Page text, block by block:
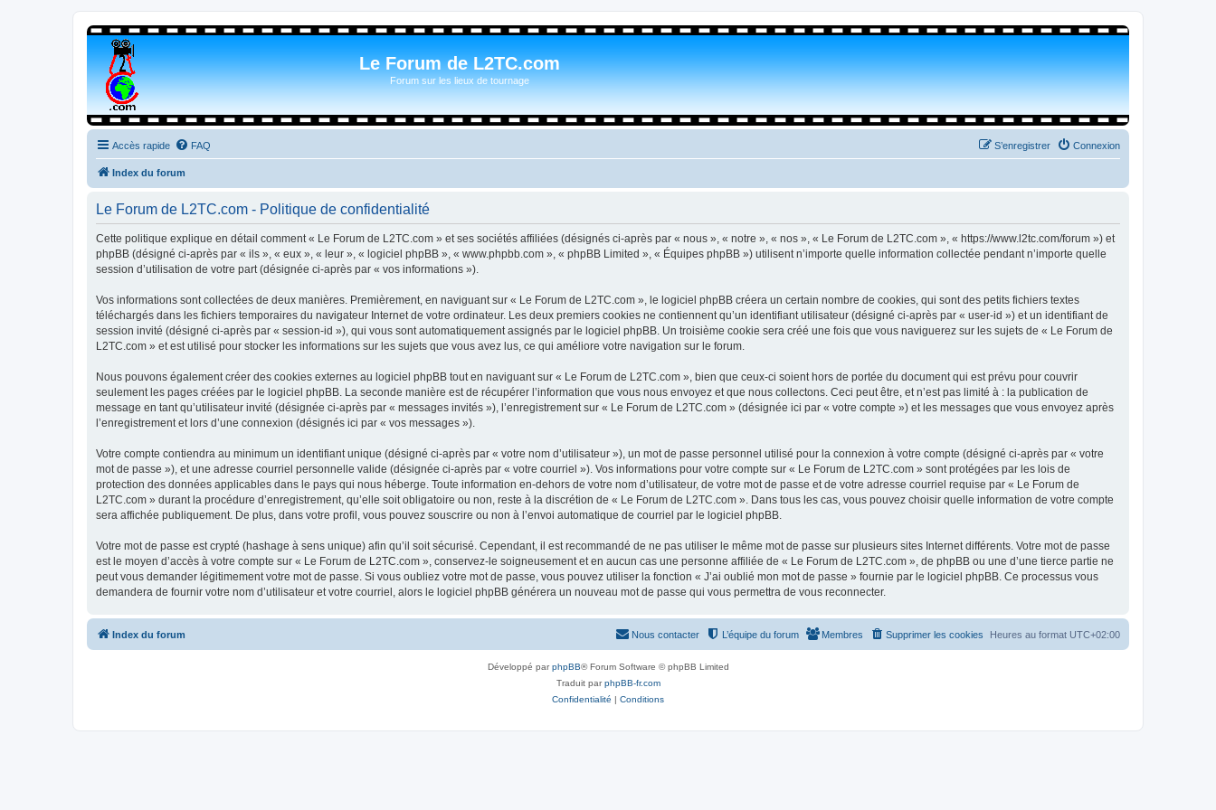
Le Forum de L2TC.com
Forum sur les lieux de tournage
Accès rapide FAQ Connexion
S’enregistrer
Index du forum
Le Forum de L2TC.com - Politique de confidentialité
Cette politique explique en détail comment « Le Forum de L2TC.com » et ses sociétés affiliées (désignés ci-après par « nous », « notre », « nos », « Le Forum de L2TC.com », « https://www.l2tc.com/forum ») et
phpBB (désigné ci-après par « ils », « eux », « leur », « logiciel phpBB », « www.phpbb.com », « phpBB Limited », « Équipes phpBB ») utilisent n’importe quelle information collectée pendant n’importe quelle
session d’utilisation de votre part (désignée ci-après par « vos informations »).
Vos informations sont collectées de deux manières. Premièrement, en naviguant sur « Le Forum de L2TC.com », le logiciel phpBB créera un certain nombre de cookies, qui sont des petits fichiers textes
téléchargés dans les fichiers temporaires du navigateur Internet de votre ordinateur. Les deux premiers cookies ne contiennent qu’un identifiant utilisateur (désigné ci-après par « user-id ») et un identifiant de
session invité (désigné ci-après par « session-id »), qui vous sont automatiquement assignés par le logiciel phpBB. Un troisième cookie sera créé une fois que vous naviguerez sur les sujets de « Le Forum de
L2TC.com » et est utilisé pour stocker les informations sur les sujets que vous avez lus, ce qui améliore votre navigation sur le forum.
Nous pouvons également créer des cookies externes au logiciel phpBB tout en naviguant sur « Le Forum de L2TC.com », bien que ceux-ci soient hors de portée du document qui est prévu pour couvrir
seulement les pages créées par le logiciel phpBB. La seconde manière est de récupérer l’information que vous nous envoyez et que nous collectons. Ceci peut être, et n’est pas limité à : la publication de
message en tant qu’utilisateur invité (désignée ci-après par « messages invités »), l’enregistrement sur « Le Forum de L2TC.com » (désignée ici par « votre compte ») et les messages que vous envoyez après
l’enregistrement et lors d’une connexion (désignés ici par « vos messages »).
Votre compte contiendra au minimum un identifiant unique (désigné ci-après par « votre nom d’utilisateur »), un mot de passe personnel utilisé pour la connexion à votre compte (désigné ci-après par « votre
mot de passe »), et une adresse courriel personnelle valide (désignée ci-après par « votre courriel »). Vos informations pour votre compte sur « Le Forum de L2TC.com » sont protégées par les lois de
protection des données applicables dans le pays qui nous héberge. Toute information en-dehors de votre nom d’utilisateur, de votre mot de passe et de votre adresse courriel requise par « Le Forum de
L2TC.com » durant la procédure d’enregistrement, qu’elle soit obligatoire ou non, reste à la discrétion de « Le Forum de L2TC.com ». Dans tous les cas, vous pouvez choisir quelle information de votre compte
sera affichée publiquement. De plus, dans votre profil, vous pouvez souscrire ou non à l’envoi automatique de courriel par le logiciel phpBB.
Votre mot de passe est crypté (hashage à sens unique) afin qu’il soit sécurisé. Cependant, il est recommandé de ne pas utiliser le même mot de passe sur plusieurs sites Internet différents. Votre mot de passe
est le moyen d’accès à votre compte sur « Le Forum de L2TC.com », conservez-le soigneusement et en aucun cas une personne affiliée de « Le Forum de L2TC.com », de phpBB ou une d’une tierce partie ne
peut vous demander légitimement votre mot de passe. Si vous oubliez votre mot de passe, vous pouvez utiliser la fonction « J’ai oublié mon mot de passe » fournie par le logiciel phpBB. Ce processus vous
demandera de fournir votre nom d’utilisateur et votre courriel, alors le logiciel phpBB générera un nouveau mot de passe qui vous permettra de vous reconnecter.
Index du forum Heures au format UTC+02:00
Supprimer les cookies
Membres
L’équipe du forum
Nous contacter
Développé parphpBB® Forum Software © phpBB Limited
Traduit parphpBB-fr.com
Confidentialité | Conditions